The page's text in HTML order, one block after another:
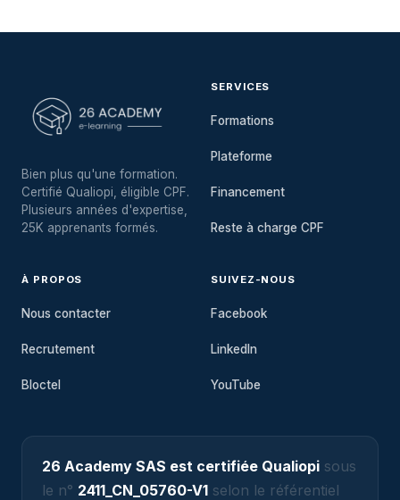
Bien plus qu'une formation.
Certifié Qualiopi, éligible CPF.
Plusieurs années d'expertise,
25K apprenants formés.
SERVICES
Formations
Plateforme
Financement
Reste à charge CPF
À PROPOS
Nous contacter
Recrutement
Bloctel
SUIVEZ-NOUS
Facebook
LinkedIn
YouTube
26 Academy SAS est certifiée Qualiopi sous
le n° 2411_CN_05760-V1 selon le référentiel